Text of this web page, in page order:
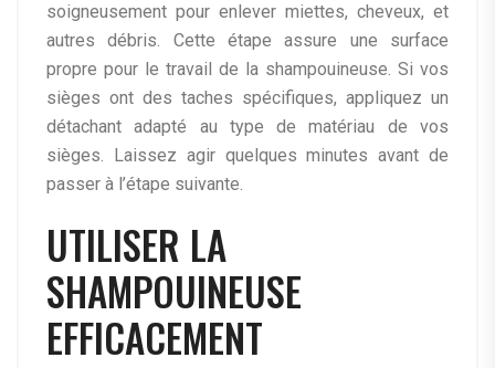
soigneusement pour enlever miettes, cheveux, et
autres débris. Cette étape assure une surface
propre pour le travail de la shampouineuse. Si vos
sièges ont des taches spécifiques, appliquez un
détachant adapté au type de matériau de vos
sièges. Laissez agir quelques minutes avant de
passer à l’étape suivante.
UTILISER LA
SHAMPOUINEUSE
EFFICACEMENT